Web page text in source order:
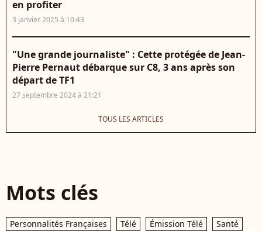
en profiter
3 janvier 2025 à 10:43
"Une grande journaliste" : Cette protégée de Jean-
Pierre Pernaut débarque sur C8, 3 ans après son
départ de TF1
27 septembre 2024 à 21:21
TOUS LES ARTICLES
Mots clés
Personnalités Françaises Télé Émission Télé
Santé